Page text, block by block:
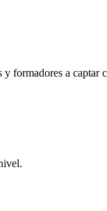
formadores a